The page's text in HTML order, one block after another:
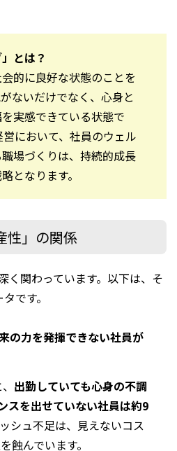
とは？
的に良好な状態のことを
ないだけでなく、心身と
実感できている状態で
において、社員のウェル
場づくりは、持続的成長
となります。
性」の関係
く関わっています。以下は、そ
です。
の力を発揮できない社員が
出勤していても心身の不調
スを出せていない社員は約9
シュ不足は、見えないコス
蝕んでいます。